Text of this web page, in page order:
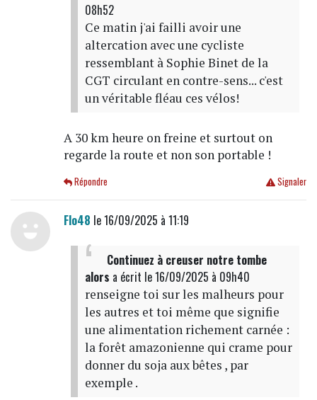
08h52
Ce matin j'ai failli avoir une
altercation avec une cycliste
ressemblant à Sophie Binet de la
CGT circulant en contre-sens... c'est
un véritable fléau ces vélos!
A 30 km heure on freine et surtout on
regarde la route et non son portable !
Signaler
Répondre
Flo48 le 16/09/2025 à 11:19
Continuez à creuser notre tombe
alors a écrit le 16/09/2025 à 09h40
renseigne toi sur les malheurs pour
les autres et toi même que signifie
une alimentation richement carnée :
la forêt amazonienne qui crame pour
donner du soja aux bêtes , par
exemple .